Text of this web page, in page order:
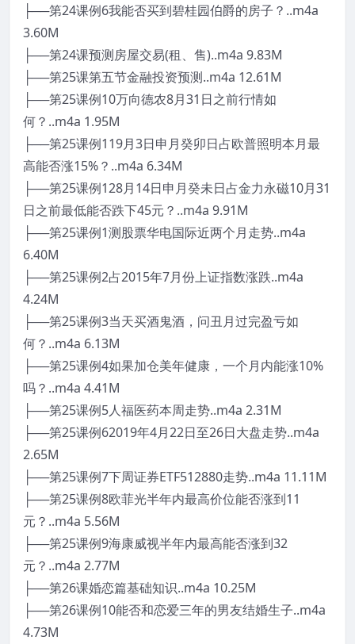
├──第24课例6我能否买到碧桂园伯爵的房子？..m4a
3.60M
├──第24课预测房屋交易(租、售)..m4a 9.83M
├──第25课第五节金融投资预测..m4a 12.61M
├──第25课例10万向德农8月31日之前行情如
何？..m4a 1.95M
├──第25课例119月3日申月癸卯日占欧普照明本月最
高能否涨15%？..m4a 6.34M
├──第25课例128月14日申月癸未日占金力永磁10月31
日之前最低能否跌下45元？..m4a 9.91M
├──第25课例1测股票华电国际近两个月走势..m4a
6.40M
├──第25课例2占2015年7月份上证指数涨跌..m4a
4.24M
├──第25课例3当天买酒鬼酒，问丑月过完盈亏如
何？..m4a 6.13M
├──第25课例4如果加仓美年健康，一个月内能涨10%
吗？..m4a 4.41M
├──第25课例5人福医药本周走势..m4a 2.31M
├──第25课例62019年4月22日至26日大盘走势..m4a
2.65M
├──第25课例7下周证券ETF512880走势..m4a 11.11M
├──第25课例8欧菲光半年内最高价位能否涨到11
元？..m4a 5.56M
├──第25课例9海康威视半年内最高能否涨到32
元？..m4a 2.77M
├──第26课婚恋篇基础知识..m4a 10.25M
├──第26课例10能否和恋爱三年的男友结婚生子..m4a
4.73M